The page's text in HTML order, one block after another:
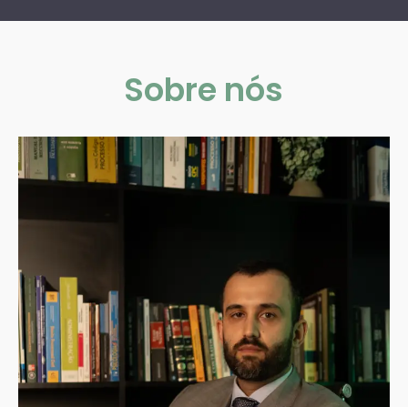
Sobre nós